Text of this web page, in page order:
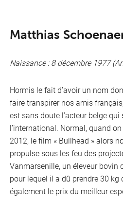
Matthias
Naissance : 8 décembre 1977
Hormis le fait d’avoir un nom
faire transpirer nos amis
est sans doute l’acteur belge qui
l’international. Normal, quand
2012, le film « Bullhead » alors
propulse sous les feu des
Vanmarsenille, un éleveur bovin
pour lequel il a dû prendre 30 kg
également le prix du meilleur